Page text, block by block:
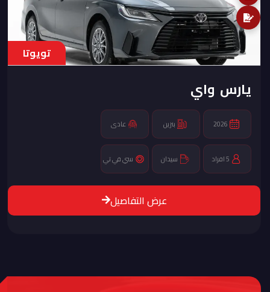
تويوتا
يارس واي
2026 بنزين عادى
5 افراد سيدان سي في تي
عرض التفاصيل